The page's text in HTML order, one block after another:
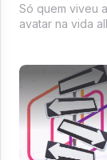
Só quem viveu
avatar na vida